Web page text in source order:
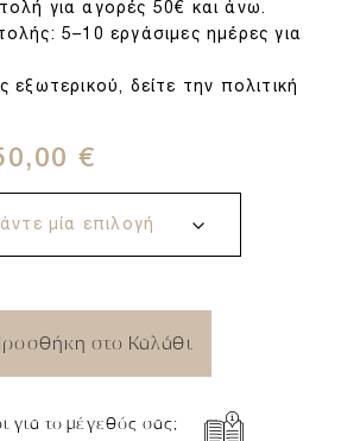
για αγορές 50€ και άνω.
5–10 εργάσιμες ημέρες για
δείτε την πολιτική
€
στο Καλάθι
για το μέγεθός σας;